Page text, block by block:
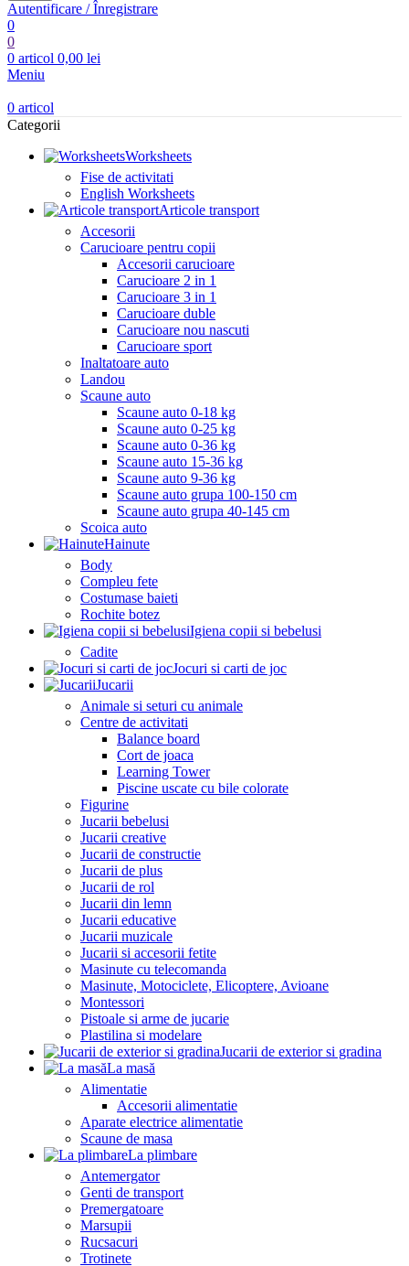
Autentificare / Înregistrare
0
0
0 articol 0,00 lei
Meniu
0 articol
Categorii
Worksheets
Fise de activitati
English Worksheets
Articole transport
Accesorii
Carucioare pentru copii
Accesorii carucioare
Carucioare 2 in 1
Carucioare 3 in 1
Carucioare duble
Carucioare nou nascuti
Carucioare sport
Inaltatoare auto
Landou
Scaune auto
Scaune auto 0-18 kg
Scaune auto 0-25 kg
Scaune auto 0-36 kg
Scaune auto 15-36 kg
Scaune auto 9-36 kg
Scaune auto grupa 100-150 cm
Scaune auto grupa 40-145 cm
Scoica auto
Hainute
Body
Compleu fete
Costumase baieti
Rochite botez
Igiena copii si bebelusi
Cadite
Jocuri si carti de joc
Jucarii
Animale si seturi cu animale
Centre de activitati
Balance board
Cort de joaca
Learning Tower
Piscine uscate cu bile colorate
Figurine
Jucarii bebelusi
Jucarii creative
Jucarii de constructie
Jucarii de plus
Jucarii de rol
Jucarii din lemn
Jucarii educative
Jucarii muzicale
Jucarii si accesorii fetite
Masinute cu telecomanda
Masinute, Motociclete, Elicoptere, Avioane
Montessori
Pistoale si arme de jucarie
Plastilina si modelare
Jucarii de exterior si gradina
La masă
Alimentatie
Accesorii alimentatie
Aparate electrice alimentatie
Scaune de masa
La plimbare
Antemergator
Genti de transport
Premergatoare
Marsupii
Rucsacuri
Trotinete